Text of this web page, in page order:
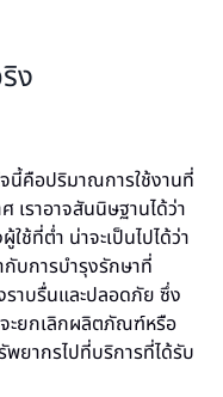
ง
นี้คือปริมาณการใช้งานที่
เราอาจสันนิษฐานได้ว่า
ใช้ที่ต่ำ น่าจะเป็นไปได้ว่า
บการบำรุงรักษาที่
ราบรื่นและปลอดภัย ซึ่ง
ะยกเลิกผลิตภัณฑ์หรือ
ยากรไปที่บริการที่ได้รับ